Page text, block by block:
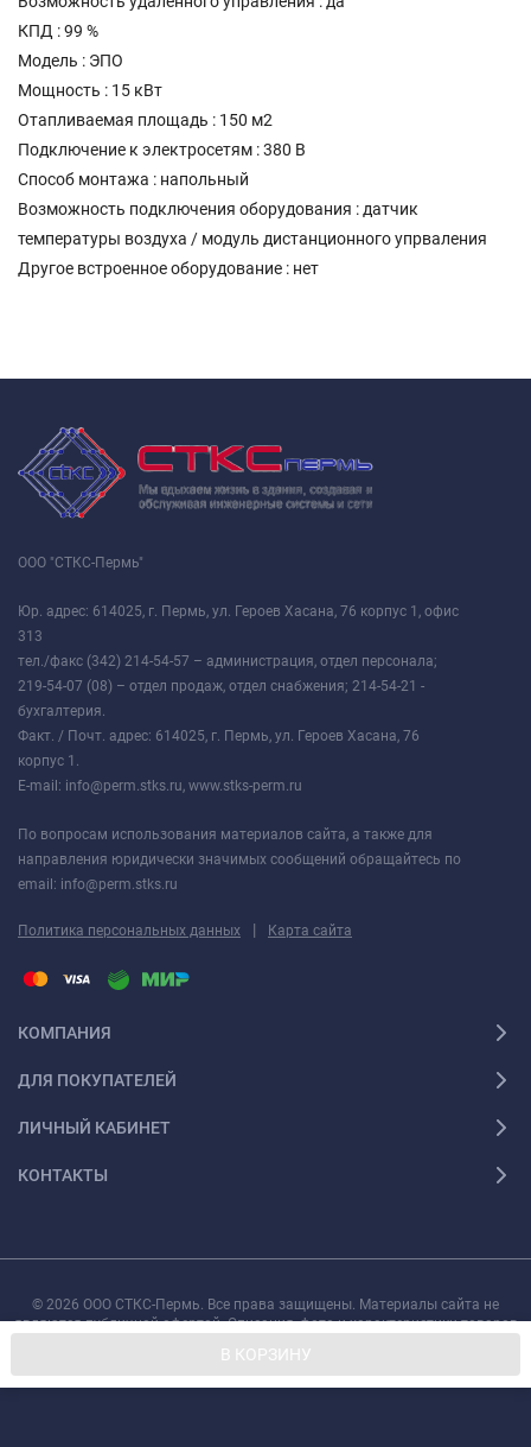
В КОРЗИНУ
КПД : 99 %
Модель : ЭПО
Мощность : 15 кВт
Отапливаемая площадь : 150 м2
Подключение к электросетям : 380 В
Способ монтажа : напольный
Возможность подключения оборудования : датчик
температуры воздуха / модуль дистанционного упрваления
Другое встроенное оборудование : нет
ООО "СТКС-Пермь"
Юр. адрес: 614025, г. Пермь, ул. Героев Хасана, 76 корпус 1, офис
313
тел./факс (342) 214-54-57 – администрация, отдел персонала;
219-54-07 (08) – отдел продаж, отдел снабжения; 214-54-21 -
бухгалтерия.
Факт. / Почт. адрес: 614025, г. Пермь, ул. Героев Хасана, 76
корпус 1.
E-mail: info@perm.stks.ru, www.stks-perm.ru
По вопросам использования материалов сайта, а также для
направления юридически значимых сообщений обращайтесь по
email: info@perm.stks.ru
Политика персональных данных | Карта сайта
КОМПАНИЯ
ДЛЯ ПОКУПАТЕЛЕЙ
ЛИЧНЫЙ КАБИНЕТ
КОНТАКТЫ
© 2026 ООО СТКС-Пермь. Все права защищены. Материалы сайта не
являются публичной офертой. Описания, фото и характеристики товаров